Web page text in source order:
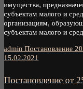
имущества,
субъектам малого и
организациям,
субъектам малого и
admin Постановление
15.02.2021
Постановление от